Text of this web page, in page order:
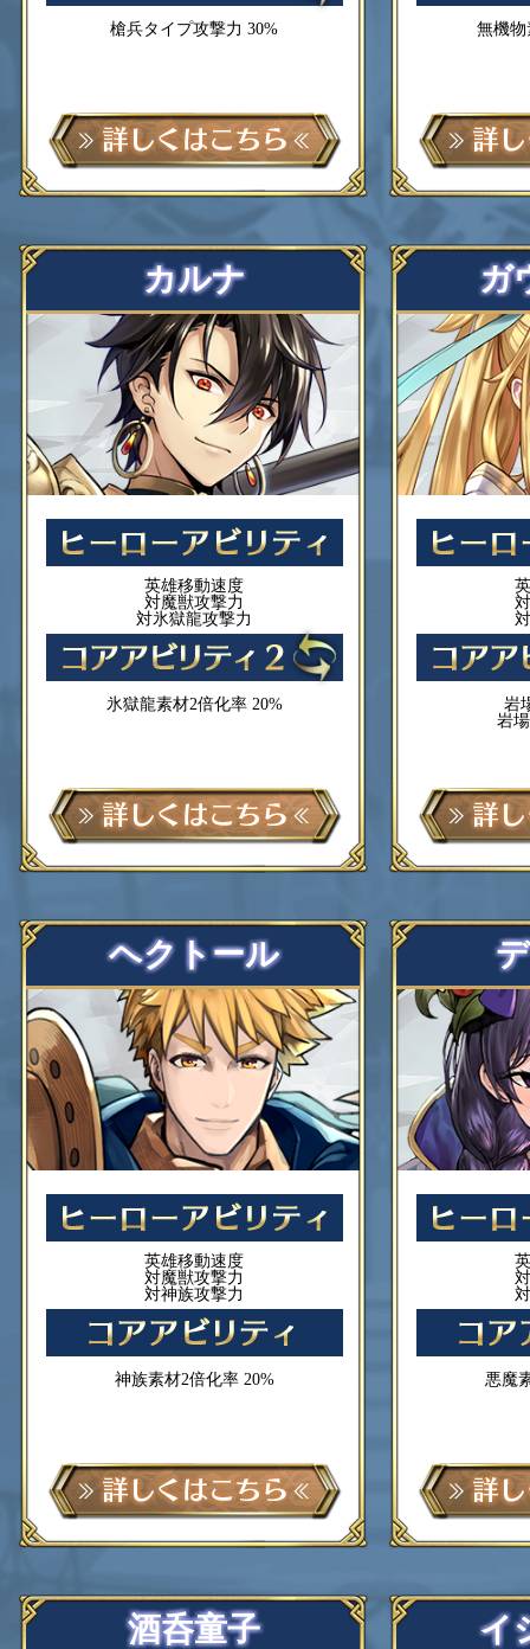
槍兵タイプ攻撃力 30% 無機物
カルナ
英雄移動速度
対魔獣攻撃力
対氷獄龍攻撃力
氷獄龍素材2倍化率 20%
ガ
岩
岩
ヘクトール
英雄移動速度
対魔獣攻撃力
対神族攻撃力
神族素材2倍化率 20% 悪魔
酒呑童子 イ